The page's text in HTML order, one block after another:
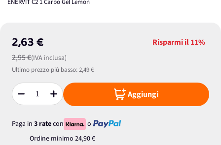
ENERVIT C2 1 Carbo Gel Lemon
2,63 €
2,95 €(IVA inclusa)
Risparmi il11%
Ultimo prezzo più basso:2,49 €
Quantità Aggiungi
Paga in 3 ratecon
o
Ordine minimo 24,90 €